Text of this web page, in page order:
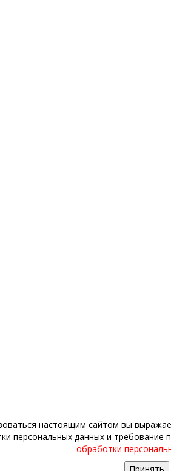
настоящим сайтом вы
персональных данных и требование
обработки